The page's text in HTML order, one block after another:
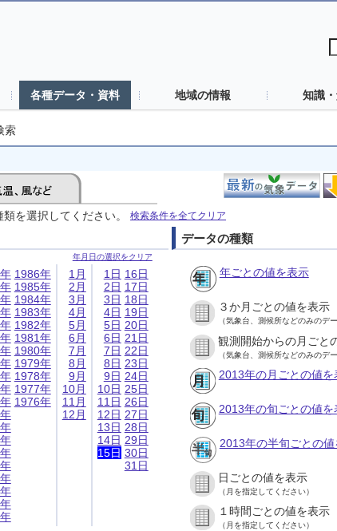
各種データ・資料 地域の情報 知識
索
を選択してください。 検索条件を全てクリア
年月日の選択をクリア
1986年
1985年
1984年
1983年
1982年
1981年
1980年
1979年
1978年
1977年
1976年
1月
2月
3月
4月
5月
6月
7月
8月
9月
10月
11月
12月
1日
2日
3日
4日
5日
6日
7日
8日
9日
10日
11日
12日
13日
14日
15日
16日
17日
18日
19日
20日
21日
22日
23日
24日
25日
26日
27日
28日
29日
30日
31日
データの種類
年ごとの値を表示
３か月ごとの値を表示
（気象台、測候所などのみのデー
観測開始からの月ごと
（気象台、測候所などのみのデー
2013年の月ごとの値を
2013年の旬ごとの値を
2013年の半旬ごとの
日ごとの値を表示
（月を指定してください）
１時間ごとの値を表示
（月を指定してください）